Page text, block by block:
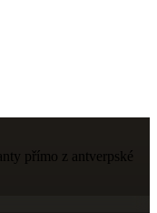
přímo z antverpské